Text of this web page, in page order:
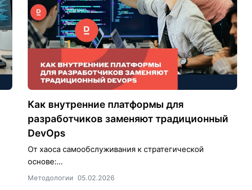
Как внутренние платформы для
разработчиков заменяют традиционный
DevOps
От хаоса самообслуживания к стратегической
основе:...
Методологии 05.02.2026